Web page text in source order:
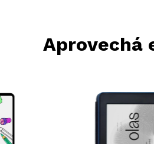
Aprovechá